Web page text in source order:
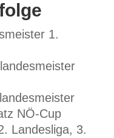
1.
NÖ-Cup
Landesliga, 3.